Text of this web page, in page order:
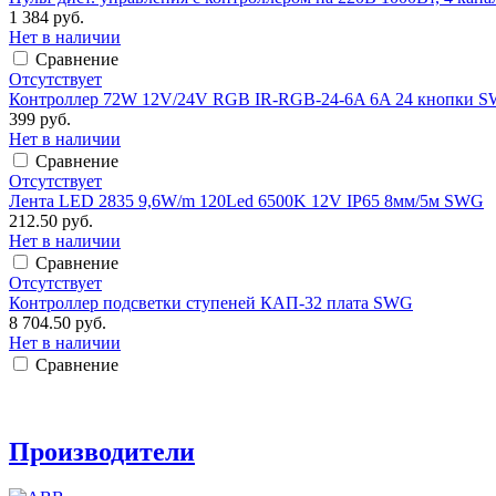
1 384 руб.
Нет в наличии
Сравнение
Отсутствует
Контроллер 72W 12V/24V RGB IR-RGB-24-6A 6A 24 кнопки
399 руб.
Нет в наличии
Сравнение
Отсутствует
Лента LED 2835 9,6W/m 120Led 6500K 12V IP65 8мм/5м SWG
212.50 руб.
Нет в наличии
Сравнение
Отсутствует
Контроллер подсветки ступеней КАП-32 плата SWG
8 704.50 руб.
Нет в наличии
Сравнение
Производители